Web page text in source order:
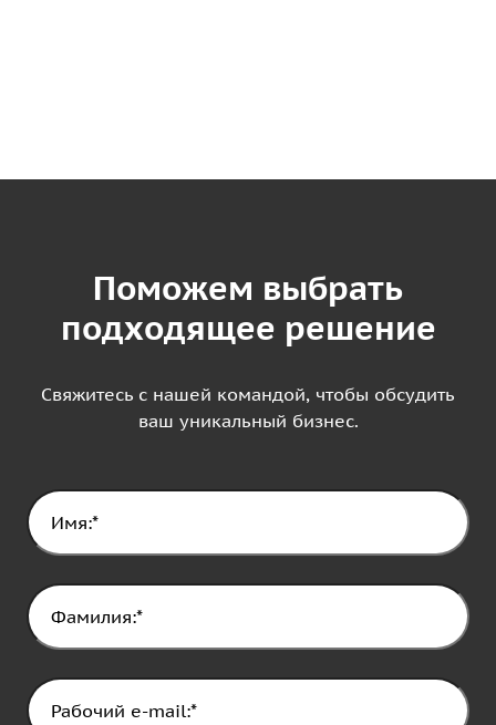
Поможем выбрать
подходящее решение
Свяжитесь с нашей командой, чтобы обсудить
ваш уникальный бизнес.